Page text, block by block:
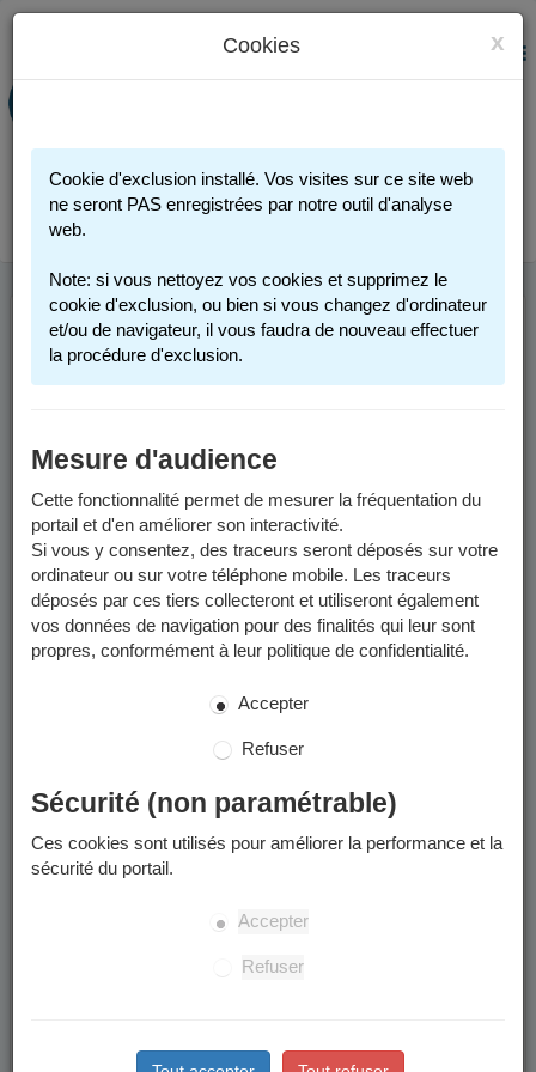
PORTAIL FAMILLE
Connexion
MENU
INSCRIPTION
SCOLAIRE
Vous trouverez ci-dessous des informations générales pour
inscrire votre enfant dans une école publique de Grenoble.
Pour des informations spécifiques aux années scolaires
reportez-vous aux pages concernées :
année scolaire 2025-2026
année scolaire 2026-2027
Merci d'en prendre connaissance avant de commencer toute
Périmètre scolaire
Votre enfant sera inscrit dans l'école du périmètre scolaire
rattaché à votre domicile.
à quelle école est rattachée mon adresse ?
régulièrement et peuvent changer les adresses affectées à une
Les étapes
x
Cookies
Cookie d'exclusion installé. Vos visites sur ce site web
ne seront PAS enregistrées par notre outil d'analyse
web.
Note: si vous nettoyez vos cookies et supprimez le
cookie d'exclusion, ou bien si vous changez d'ordinateur
et/ou de navigateur, il vous faudra de nouveau effectuer
la procédure d'exclusion.
Mesure d'audience
Cette fonctionnalité permet de mesurer la fréquentation du
portail et d'en améliorer son interactivité.
Si vous y consentez, des traceurs seront déposés sur votre
ordinateur ou sur votre téléphone mobile. Les traceurs
déposés par ces tiers collecteront et utiliseront également
vos données de navigation pour des finalités qui leur sont
propres, conformément à leur politique de confidentialité.
Accepter
Refuser
Sécurité (non paramétrable)
Ces cookies sont utilisés pour améliorer la performance et la
sécurité du portail.
Accepter
Refuser